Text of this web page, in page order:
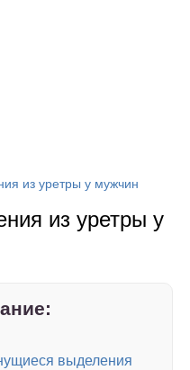
из уретры у мужчин
из уретры у
выделения